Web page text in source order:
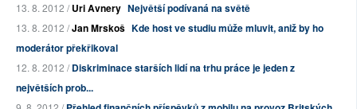
13. 8. 2012 /Uri Avnery Největší podívaná na světě
13. 8. 2012 /Jan Mrskoš Kde host ve studiu může mluvit, aniž by ho
moderátor překřikoval
12. 8. 2012 /Diskriminace starších lidí na trhu práce je jeden z
největších prob...